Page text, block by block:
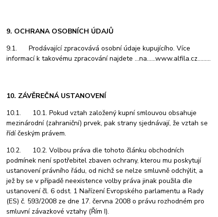
9. OCHRANA OSOBNÍCH ÚDAJŮ
9.1. Prodávající zpracovává osobní údaje kupujícího. Více
informací k takovému zpracování najdete…na……www.alfila.cz………
10. ZÁVĚREČNÁ USTANOVENÍ
10.1. 10.1. Pokud vztah založený kupní smlouvou obsahuje
mezinárodní (zahraniční) prvek, pak strany sjednávají, že vztah se
řídí českým právem.
10.2. 10.2. Volbou práva dle tohoto článku obchodních
podmínek není spotřebitel zbaven ochrany, kterou mu poskytují
ustanovení právního řádu, od nichž se nelze smluvně odchýlit, a
jež by se v případě neexistence volby práva jinak použila dle
ustanovení čl. 6 odst. 1 Nařízení Evropského parlamentu a Rady
(ES) č. 593/2008 ze dne 17. června 2008 o právu rozhodném pro
smluvní závazkové vztahy (Řím I).